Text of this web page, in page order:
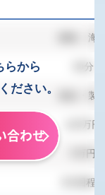
精肉、海
30分
食品・製
120万円
5万円
月2回程度
らから
ださい。
合わせ